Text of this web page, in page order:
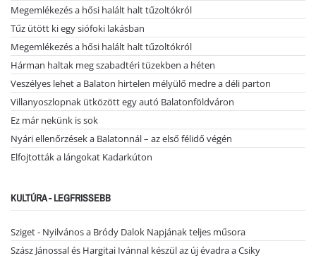
Megemlékezés a hősi halált halt tűzoltókról
Tűz ütött ki egy siófoki lakásban
Megemlékezés a hősi halált halt tűzoltókról
Hárman haltak meg szabadtéri tüzekben a héten
Veszélyes lehet a Balaton hirtelen mélyülő medre a déli parton
Villanyoszlopnak ütközött egy autó Balatonföldváron
Ez már nekünk is sok
Nyári ellenőrzések a Balatonnál – az első félidő végén
Elfojtották a lángokat Kadarkúton
KULTÚRA - LEGFRISSEBB
Sziget - Nyilvános a Bródy Dalok Napjának teljes műsora
Szász Jánossal és Hargitai Ivánnal készül az új évadra a Csiky